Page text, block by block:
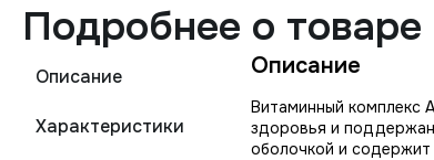
Подробнее о товаре
Описание
Характеристики
Описание
Витаминный комплекс
здоровья и
оболочкой и содержит